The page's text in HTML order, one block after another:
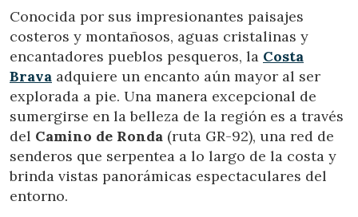
CA EN FR
Conocida por sus impresionantes paisajes
costeros y montañosos, aguas cristalinas y
encantadores pueblos pesqueros, la Costa
Brava adquiere un encanto aún mayor al ser
explorada a pie. Una manera excepcional de
sumergirse en la belleza de la región es a través
del Camino de Ronda (ruta GR-92), una red de
senderos que serpentea a lo largo de la costa y
brinda vistas panorámicas espectaculares del
entorno.